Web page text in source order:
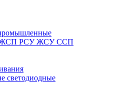
ЖСП РСУ ЖСУ ССП
светодиодные